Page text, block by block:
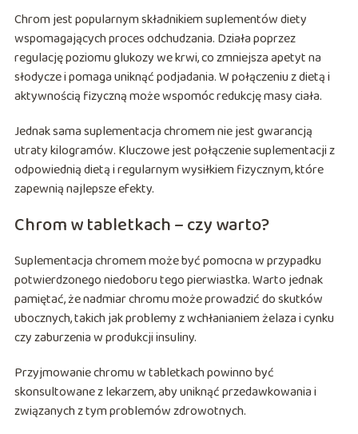
Chrom jest popularnym składnikiem suplementów diety
wspomagających proces odchudzania. Działa poprzez
regulację poziomu glukozy we krwi, co zmniejsza apetyt na
słodycze i pomaga uniknąć podjadania. W połączeniu z dietą i
aktywnością fizyczną może wspomóc redukcję masy ciała.
Jednak sama suplementacja chromem nie jest gwarancją
utraty kilogramów. Kluczowe jest połączenie suplementacji z
odpowiednią dietą i regularnym wysiłkiem fizycznym, które
zapewnią najlepsze efekty.
Chrom w tabletkach – czy warto?
Suplementacja chromem może być pomocna w przypadku
potwierdzonego niedoboru tego pierwiastka. Warto jednak
pamiętać, że nadmiar chromu może prowadzić do skutków
ubocznych, takich jak problemy z wchłanianiem żelaza i cynku
czy zaburzenia w produkcji insuliny.
Przyjmowanie chromu w tabletkach powinno być
skonsultowane z lekarzem, aby uniknąć przedawkowania i
związanych z tym problemów zdrowotnych.